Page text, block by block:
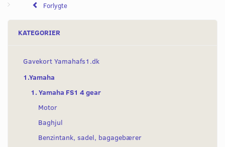
Forlygte
KATEGORIER
Gavekort Yamahafs1.dk
1.Yamaha
1. Yamaha FS1 4 gear
Motor
Baghjul
Benzintank, sadel, bagagebærer